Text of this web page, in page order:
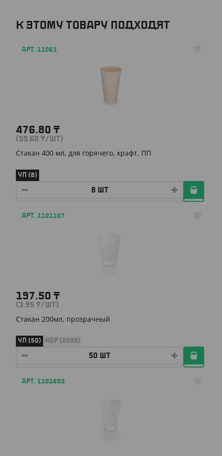
К ЭТОМУ ТОВАРУ ПОДХОДЯТ
АРТ. 11061
476.80 ₸
(59.60 ₸/ШТ)
Стакан 400 мл, для горячего, крафт, ПП
УП (8)
АРТ. 1101107
197.50 ₸
(3.95 ₸/ШТ)
Стакан 200мл, прозрачный
УП (50) КОР (2000)
АРТ. 1101603